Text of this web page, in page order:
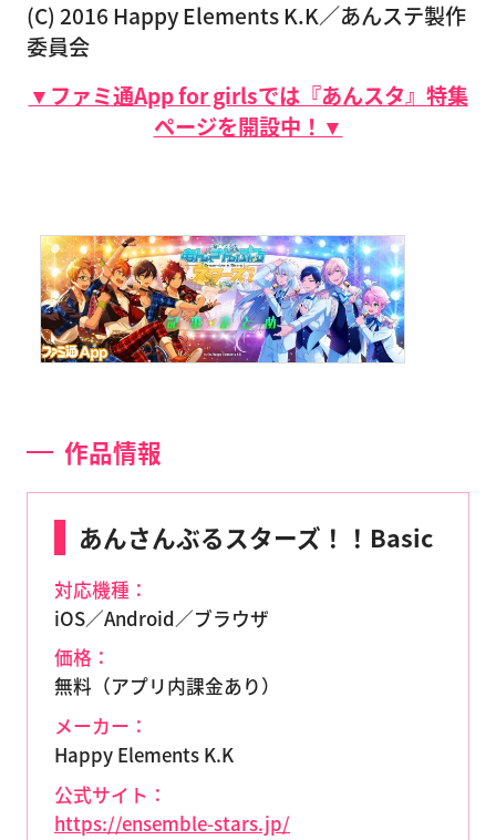
(C) 2016 Happy Elements K.K／あんステ製作
委員会
▼ファミ通App for girlsでは『あんスタ』特集
ページを開設中！▼
作品情報
あんさんぶるスターズ！！Basic
対応機種：
iOS／Android／ブラウザ
価格：
無料（アプリ内課金あり）
メーカー：
Happy Elements K.K
公式サイト：
https://ensemble-stars.jp/